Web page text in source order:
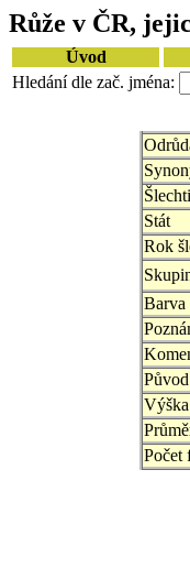
Růže v ČR,
Úvod
Hledání dle zač. jména:
Stát
Rok
Barva
Původ
Počet